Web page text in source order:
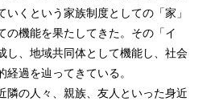
いくという家族制度としての「家」
の機能を果たしてきた。その「イ
し、地域共同体として機能し、社会
過を辿ってきている。
隣の人々、親族、友人といった身近